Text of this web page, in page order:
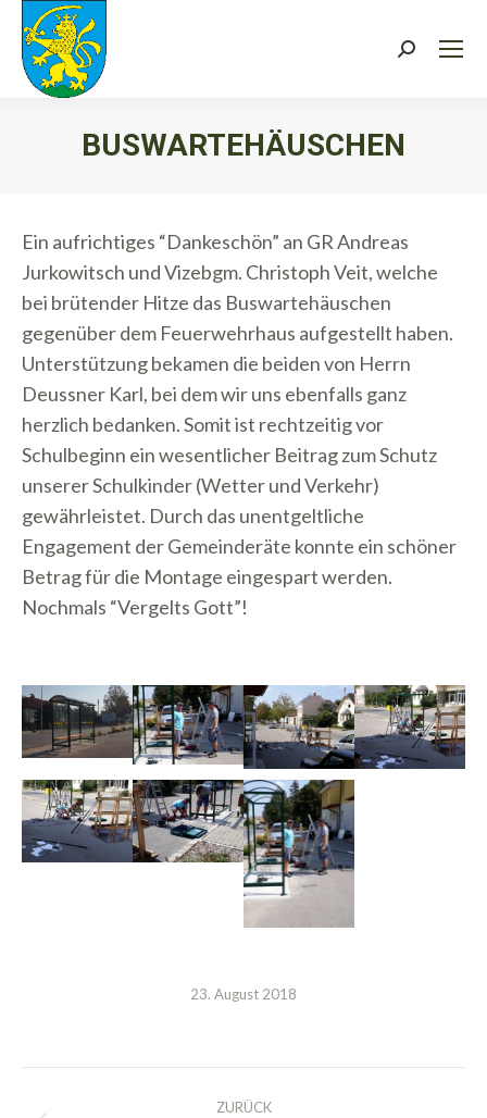
Search:
BUSWARTEHÄUSCHEN
Ein aufrichtiges “Dankeschön” an GR Andreas
Jurkowitsch und Vizebgm. Christoph Veit, welche
bei brütender Hitze das Buswartehäuschen
gegenüber dem Feuerwehrhaus aufgestellt haben.
Unterstützung bekamen die beiden von Herrn
Deussner Karl, bei dem wir uns ebenfalls ganz
herzlich bedanken. Somit ist rechtzeitig vor
Schulbeginn ein wesentlicher Beitrag zum Schutz
unserer Schulkinder (Wetter und Verkehr)
gewährleistet. Durch das unentgeltliche
Engagement der Gemeinderäte konnte ein schöner
Betrag für die Montage eingespart werden.
Nochmals “Vergelts Gott”!
23. August 2018
Kommentarnavigation
ZURÜCK